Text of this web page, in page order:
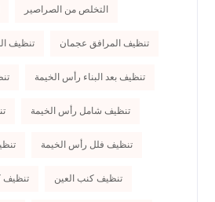
التخلص من الصراصير
تنظيف المرافق عجمان تنظيف
تنظيف بعد البناء رأس الخيمة
تنظيف شامل رأس الخيمة
تنظيف فلل رأس الخيمة
تنظيف كنب العين تنظيف